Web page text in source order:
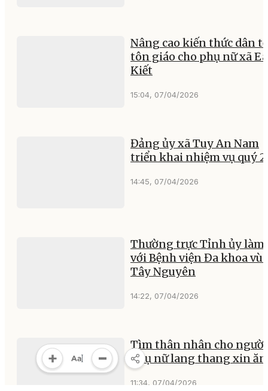
Nâng cao kiến thức dân
tôn giáo cho phụ nữ xã Ea
Kiết
15:04, 07/04/2026
Đảng ủy xã Tuy An Nam
triển khai nhiệm vụ quý 2
14:45, 07/04/2026
Thường trực Tỉnh ủy làm
với Bệnh viện Đa khoa
Tây Nguyên
14:22, 07/04/2026
Tìm thân nhân cho người
phụ nữ lang thang xin ăn
11:34, 07/04/2026